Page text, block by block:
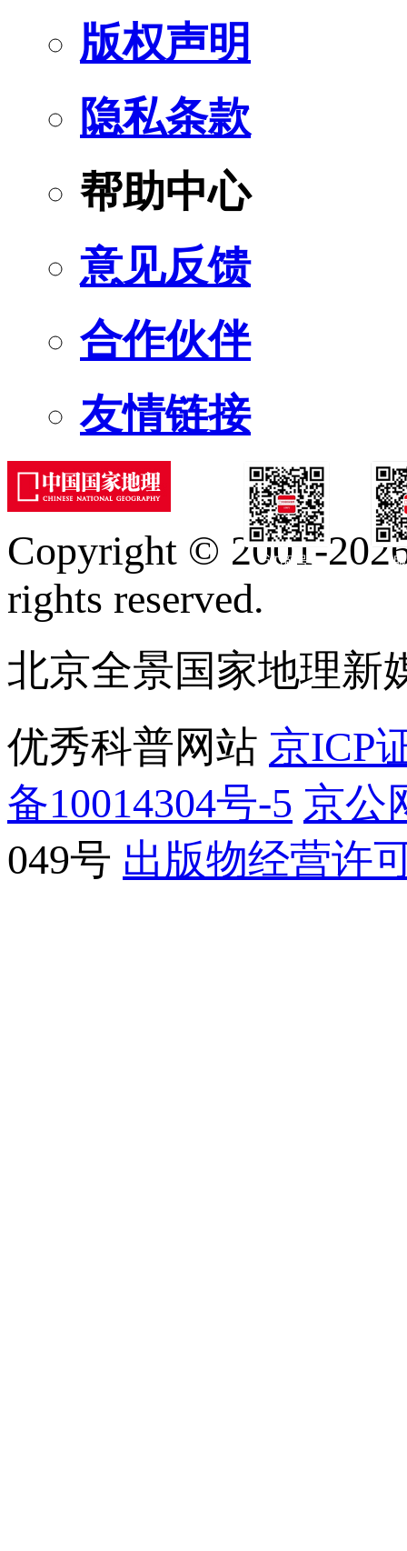
版权声明
隐私条款
帮助中心
意见反馈
合作伙伴
友情链接
订阅号
Copyright © 2001-
rights reserved.
北京全景国家地理新
优秀科普网站 京ICP
备10014304号-5 京公
049号 出版物经营许